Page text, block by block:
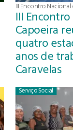
III Encontro
III
Capoeira
quatro
anos de
Caravelas
Serviço Social